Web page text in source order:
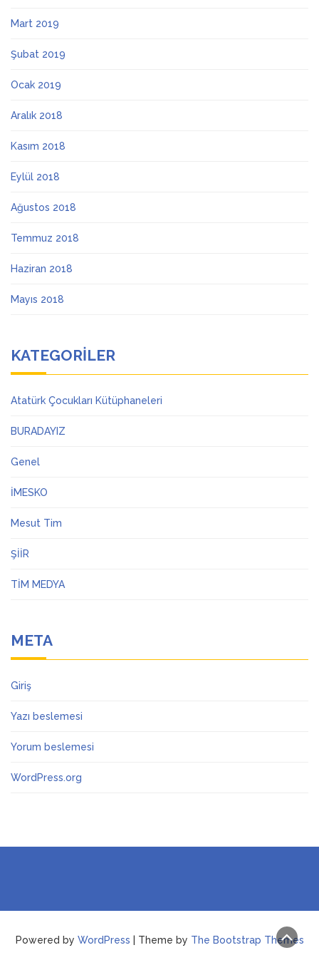
Mart 2019
Şubat 2019
Ocak 2019
Aralık 2018
Kasım 2018
Eylül 2018
Ağustos 2018
Temmuz 2018
Haziran 2018
Mayıs 2018
KATEGORILER
Atatürk Çocukları Kütüphaneleri
BURADAYIZ
Genel
İMESKO
Mesut Tim
ŞİİR
TİM MEDYA
META
Giriş
Yazı beslemesi
Yorum beslemesi
WordPress.org
Powered by WordPress | Theme by The Bootstrap Themes